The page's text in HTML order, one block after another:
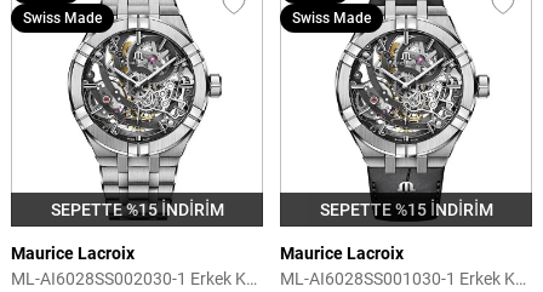
SEPETTE %15 İNDİRİM
Swiss Made
Maurice Lacroix
ML-AI6028SS002030-1 Erkek Kol
SEPETTE %15 İNDİRİM
Swiss Made
Maurice Lacroix
ML-AI6028SS001030-1 Erkek Kol